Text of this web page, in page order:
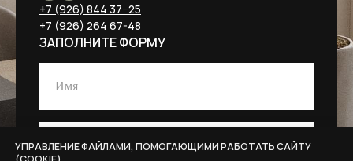
УПРАВЛЕНИЕ ФАЙЛАМИ, ПОМОГАЮЩИМИ РАБОТАТЬ САЙТУ
+7 (926) 844 37−25
+7 (926) 264 67-48
ЗАПОЛНИТЕ ФОРМУ
+7